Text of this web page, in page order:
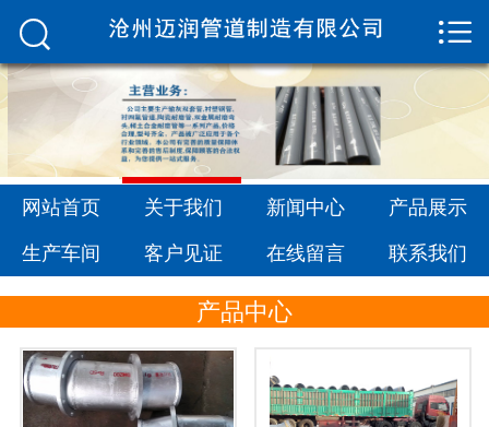
 网站首页
关于我们
新闻中心
产品展示
生产车间
联系我们


网站首页 关于我们 新闻中心 产品展示
生产车间 客户见证 在线留言 联系我们
产品中心